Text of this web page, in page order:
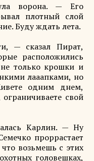
ворона. — Его
плотный слой
Буду ждать лета.
— сказал Пират,
расположились
только крошки и
лааапками, но
одним днем,
свой
Карлин. — Ну
проррастает
возьмешь с этих
головешках,